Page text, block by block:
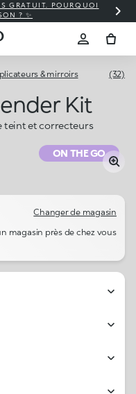
GRATUIT. POURQUOI
? ✨
& mirroirs (32)
Kit
teint et correcteurs
ON THE GO
Changer de magasin
magasin près de chez vous